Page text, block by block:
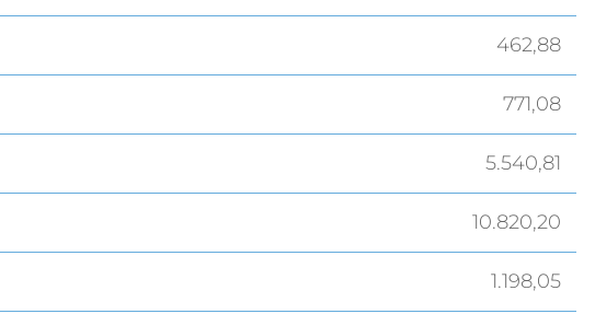
462,88
771,08
5.540,81
10.820,20
1.198,05